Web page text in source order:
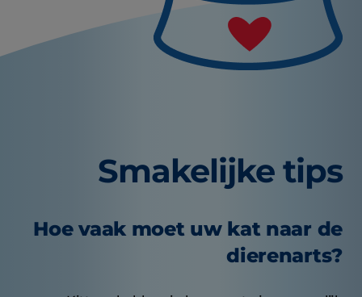
Smakelijke tips
Hoe vaak moet uw kat naar de
dierenarts?